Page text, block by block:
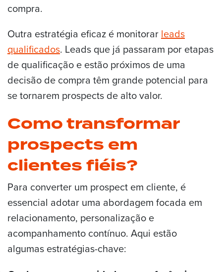
compra.
Outra estratégia eficaz é monitorar leads
qualificados. Leads que já passaram por etapas
de qualificação e estão próximos de uma
decisão de compra têm grande potencial para
se tornarem prospects de alto valor.
Como transformar
prospects em
clientes fiéis?
Para converter um prospect em cliente, é
essencial adotar uma abordagem focada em
relacionamento, personalização e
acompanhamento contínuo. Aqui estão
algumas estratégias-chave: